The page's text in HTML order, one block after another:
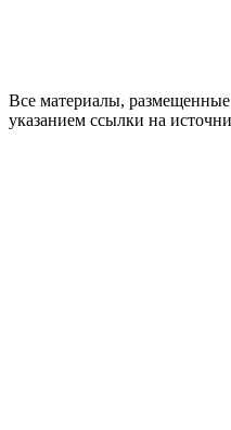
Все материалы,
указанием ссылки на